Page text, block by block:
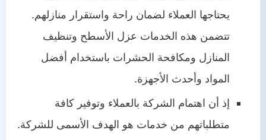
يحتاجها العملاء لضمان راحة واستقرار منازلهم.
تتضمن هذه الخدمات عزل الأسطح وتنظيف
المنازل ومكافحة الحشرات باستخدام أفضل
المواد وأحدث الأجهزة.
إذ أن اهتمام الشركة بالعملاء وتوفير كافة
متطلباتهم من خدمات هو الهدف الأسمى للشركة.